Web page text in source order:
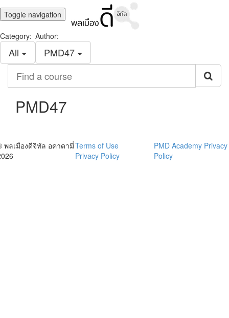
Toggle navigation
Category:
All
Author:
PMD47
course
PMD47
พลเมืองดีจิทัล อคาดามี่Terms of Use
Privacy Policy
PMD Academy Privacy
Policy